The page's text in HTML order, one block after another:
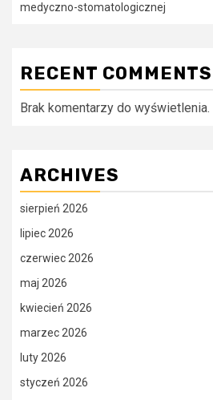
medyczno-stomatologicznej
RECENT COMMENTS
Brak komentarzy do wyświetlenia.
ARCHIVES
sierpień 2026
lipiec 2026
czerwiec 2026
maj 2026
kwiecień 2026
marzec 2026
luty 2026
styczeń 2026